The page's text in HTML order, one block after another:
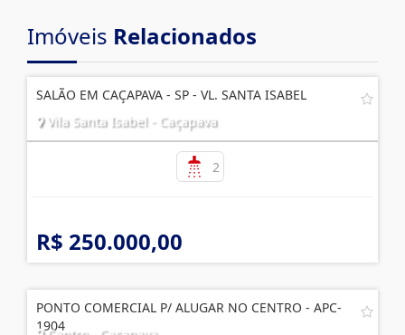
Imóveis Relacionados
SALÃO EM CAÇAPAVA - SP - VL. SANTA ISABEL
Vila Santa Isabel - Caçapava
2
R$ 250.000,00
PONTO COMERCIAL P/ ALUGAR NO CENTRO - APC-
1904